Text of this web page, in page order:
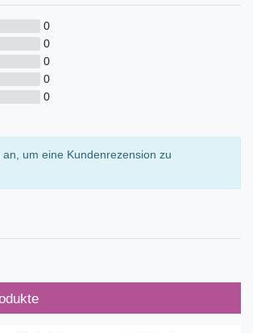
0
0
0
0
0
an, um eine Kundenrezension zu